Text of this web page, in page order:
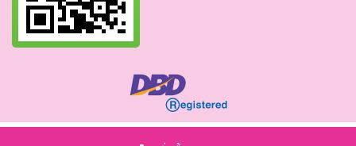
© Copyright 2020 plernpack.com All Rights Reserved.